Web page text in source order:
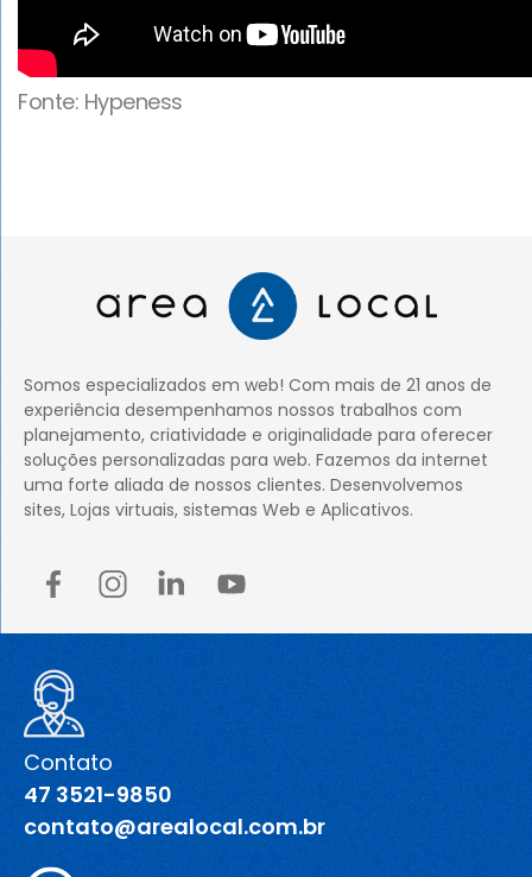
Fonte: Hypeness
Somos especializados em web! Com mais de 21 anos de
experiência desempenhamos nossos trabalhos com
planejamento, criatividade e originalidade para oferecer
soluções personalizadas para web. Fazemos da internet
uma forte aliada de nossos clientes. Desenvolvemos
sites, Lojas virtuais, sistemas Web e Aplicativos.
Contato
47 3521-9850
contato@arealocal.com.br